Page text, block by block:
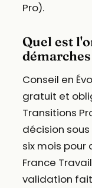
Pro).
Quel est
démarches
Conseil en
gratuit et
Transitions
décision
six mois pour
France
validation